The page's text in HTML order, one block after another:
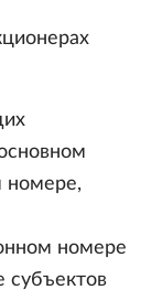
номере,
номере
субъектов